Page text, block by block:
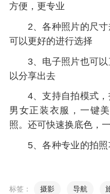
方便，更专业
2、各种照片的尺
可以更好的进行选择
3、电子照片也可
以分享出去
4、支持自拍模式
男女正装衣服，一键
照。还可快速换底色，
5、各种专业的拍
小编评价
标签： 摄影 导航